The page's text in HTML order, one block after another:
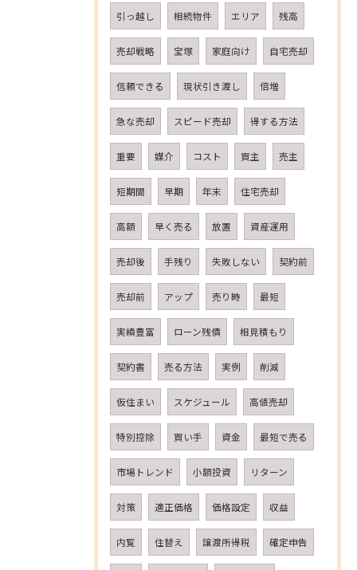
引っ越し 相続物件 エリア 残高
売却戦略 宝塚 家庭向け 自宅売却
信頼できる 現状引き渡し 倍増
急な売却 スピード売却 得する方法
重要 媒介 コスト 買主 売主
短期間 早期 年末 住宅売却
高額 早く売る 放置 資産運用
売却後 手残り 失敗しない 契約前
売却前 アップ 売り時 最短
実績豊富 ローン残債 相見積もり
契約書 売る方法 実例 削減
仮住まい スケジュール 高値売却
特別控除 買い手 資金 最短で売る
市場トレンド 小額投資 リターン
対策 適正価格 価格設定 収益
内覧 住替え 譲渡所得税 確定申告